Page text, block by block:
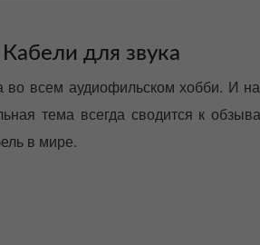
Кабели для звука
во всем аудиофильском хобби. И
тема всегда сводится к
в мире.